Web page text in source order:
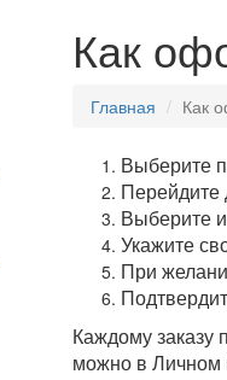
Как
Главная Как
Выберите
Перейдите
Выберите
Укажите
При
Каждому заказу
можно в Личном